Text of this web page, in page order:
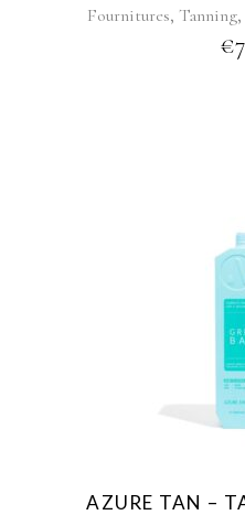
Fournitures, Tanning,
€
AZURE TAN –